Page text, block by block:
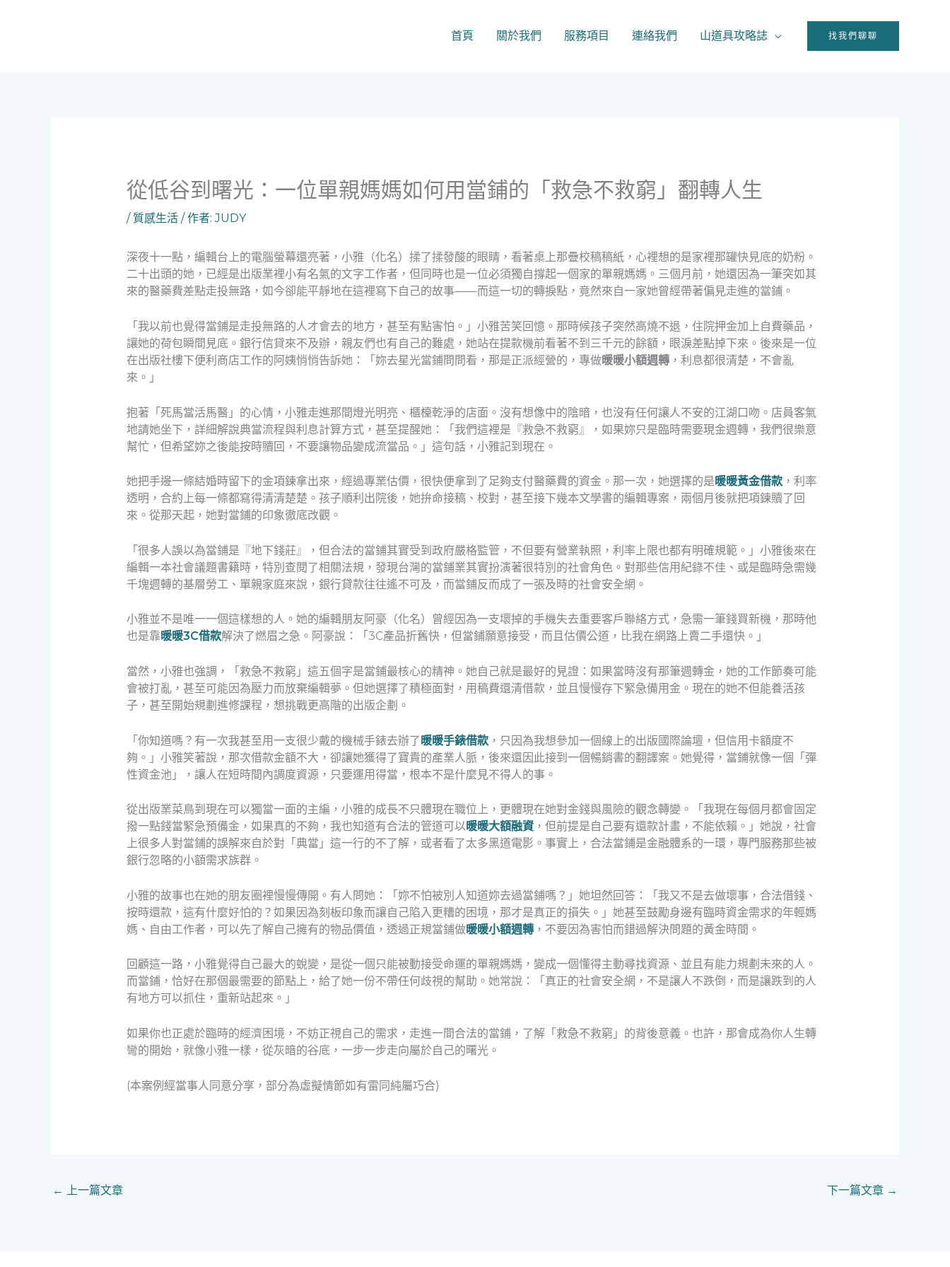
首頁 關於我們 服務項目 連絡我們 山道具攻略誌 找我們聊聊
從低谷到曙光：一位單親媽媽如何用當鋪的「救急不救窮」翻轉人生
/ 質感生活/ 作者:JUDY
深夜十一點，編輯台上的電腦螢幕還亮著，小雅（化名）揉了揉發酸的眼睛，看著桌上那疊校稿稿紙，心裡想的是家裡那罐快見底的奶粉。
二十出頭的她，已經是出版業裡小有名氣的文字工作者，但同時也是一位必須獨自撐起一個家的單親媽媽。三個月前，她還因為一筆突如其
來的醫藥費差點走投無路，如今卻能平靜地在這裡寫下自己的故事——而這一切的轉捩點，竟然來自一家她曾經帶著偏見走進的當鋪。
「我以前也覺得當鋪是走投無路的人才會去的地方，甚至有點害怕。」小雅苦笑回憶。那時候孩子突然高燒不退，住院押金加上自費藥品，
讓她的荷包瞬間見底。銀行信貸來不及辦，親友們也有自己的難處，她站在提款機前看著不到三千元的餘額，眼淚差點掉下來。後來是一位
在出版社樓下便利商店工作的阿姨悄悄告訴她：「妳去星光當鋪問問看，那是正派經營的，專做暖暖小額週轉，利息都很清楚，不會亂
來。」
抱著「死馬當活馬醫」的心情，小雅走進那間燈光明亮、櫃檯乾淨的店面。沒有想像中的陰暗，也沒有任何讓人不安的江湖口吻。店員客氣
地請她坐下，詳細解說典當流程與利息計算方式，甚至提醒她：「我們這裡是『救急不救窮』，如果妳只是臨時需要現金週轉，我們很樂意
幫忙，但希望妳之後能按時贖回，不要讓物品變成流當品。」這句話，小雅記到現在。
她把手邊一條結婚時留下的金項鍊拿出來，經過專業估價，很快便拿到了足夠支付醫藥費的資金。那一次，她選擇的是暖暖黃金借款，利率
透明，合約上每一條都寫得清清楚楚。孩子順利出院後，她拚命接稿、校對，甚至接下幾本文學書的編輯專案，兩個月後就把項鍊贖了回
來。從那天起，她對當鋪的印象徹底改觀。
「很多人誤以為當鋪是『地下錢莊』，但合法的當鋪其實受到政府嚴格監管，不但要有營業執照，利率上限也都有明確規範。」小雅後來在
編輯一本社會議題書籍時，特別查閱了相關法規，發現台灣的當鋪業其實扮演著很特別的社會角色。對那些信用紀錄不佳、或是臨時急需幾
千塊週轉的基層勞工、單親家庭來說，銀行貸款往往遙不可及，而當鋪反而成了一張及時的社會安全網。
小雅並不是唯一一個這樣想的人。她的編輯朋友阿豪（化名）曾經因為一支壞掉的手機失去重要客戶聯絡方式，急需一筆錢買新機，那時他
也是靠暖暖3C借款解決了燃眉之急。阿豪說：「3C產品折舊快，但當鋪願意接受，而且估價公道，比我在網路上賣二手還快。」
當然，小雅也強調，「救急不救窮」這五個字是當鋪最核心的精神。她自己就是最好的見證：如果當時沒有那筆週轉金，她的工作節奏可能
會被打亂，甚至可能因為壓力而放棄編輯夢。但她選擇了積極面對，用稿費還清借款，並且慢慢存下緊急備用金。現在的她不但能養活孩
子，甚至開始規劃進修課程，想挑戰更高階的出版企劃。
「你知道嗎？有一次我甚至用一支很少戴的機械手錶去辦了暖暖手錶借款，只因為我想參加一個線上的出版國際論壇，但信用卡額度不
夠。」小雅笑著說，那次借款金額不大，卻讓她獲得了寶貴的產業人脈，後來還因此接到一個暢銷書的翻譯案。她覺得，當鋪就像一個「彈
性資金池」，讓人在短時間內調度資源，只要運用得當，根本不是什麼見不得人的事。
從出版業菜鳥到現在可以獨當一面的主編，小雅的成長不只體現在職位上，更體現在她對金錢與風險的觀念轉變。「我現在每個月都會固定
撥一點錢當緊急預備金，如果真的不夠，我也知道有合法的管道可以暖暖大額融資，但前提是自己要有還款計畫，不能依賴。」她說，社會
上很多人對當鋪的誤解來自於對「典當」這一行的不了解，或者看了太多黑道電影。事實上，合法當鋪是金融體系的一環，專門服務那些被
銀行忽略的小額需求族群。
小雅的故事也在她的朋友圈裡慢慢傳開。有人問她：「妳不怕被別人知道妳去過當鋪嗎？」她坦然回答：「我又不是去做壞事，合法借錢、
按時還款，這有什麼好怕的？如果因為刻板印象而讓自己陷入更糟的困境，那才是真正的損失。」她甚至鼓勵身邊有臨時資金需求的年輕媽
媽、自由工作者，可以先了解自己擁有的物品價值，透過正規當鋪做暖暖小額週轉，不要因為害怕而錯過解決問題的黃金時間。
回顧這一路，小雅覺得自己最大的蛻變，是從一個只能被動接受命運的單親媽媽，變成一個懂得主動尋找資源、並且有能力規劃未來的人。
而當鋪，恰好在那個最需要的節點上，給了她一份不帶任何歧視的幫助。她常說：「真正的社會安全網，不是讓人不跌倒，而是讓跌到的人
有地方可以抓住，重新站起來。」
如果你也正處於臨時的經濟困境，不妨正視自己的需求，走進一間合法的當鋪，了解「救急不救窮」的背後意義。也許，那會成為你人生轉
彎的開始，就像小雅一樣，從灰暗的谷底，一步一步走向屬於自己的曙光。
(本案例經當事人同意分享，部分為虛擬情節如有雷同純屬巧合)
← 上一篇文章 下一篇文章 →